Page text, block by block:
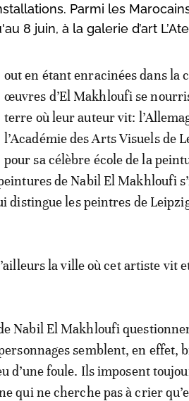
Parmi les
8 juin, à la galerie d’art
out en étant enracinées dans la
œuvres d’El Makhloufi se
terre où leur auteur vit:
l’Académie des Arts Visuels de
pour sa célèbre école de la
de Nabil El Makhloufi
distingue les peintres de
la ville où cet artiste vit
Nabil El Makhloufi
semblent, en effet,
d’une foule. Ils imposent
qui ne cherche pas à crier